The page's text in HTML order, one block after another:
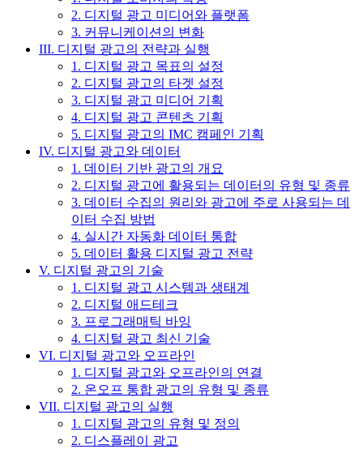
2. 디지털 광고 미디어와 플랫폼
3. 커뮤니케이션의 변화
III. 디지털 광고의 전략과 실행
1. 디지털 광고 목표의 설정
2. 디지털 광고의 타겟 설정
3. 디지털 광고 미디어 기획
4. 디지털 광고 콘텐츠 기획
5. 디지털 광고의 IMC 캠페인 기획
IV. 디지털 광고와 데이터
1. 데이터 기반 광고의 개요
2. 디지털 광고에 활용되는 데이터의 유형 및 종류
3. 데이터 수집의 원리와 광고에 주로 사용되는 데
이터 수집 방법
4. 실시간 자동화 데이터 통합
5. 데이터 활용 디지털 광고 전략
V. 디지털 광고의 기술
1. 디지털 광고 시스템과 생태계
2. 디지털 애드테크
3. 프로그래매틱 바잉
4. 디지털 광고 최신 기술
VI. 디지털 광고와 오프라인
1. 디지털 광고와 오프라인의 연결
2. 온오프 통합 광고의 유형 및 종류
VII. 디지털 광고의 실행
1. 디지털 광고의 유형 및 정의
2. 디스플레이 광고